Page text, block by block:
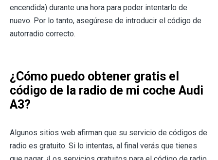
encendida) durante una hora para poder intentarlo de
nuevo. Por lo tanto, asegúrese de introducir el código de
autorradio correcto.
¿Cómo puedo obtener gratis el
código de la radio de mi coche Audi
A3?
Algunos sitios web afirman que su servicio de códigos de
radio es gratuito. Si lo intentas, al final verás que tienes